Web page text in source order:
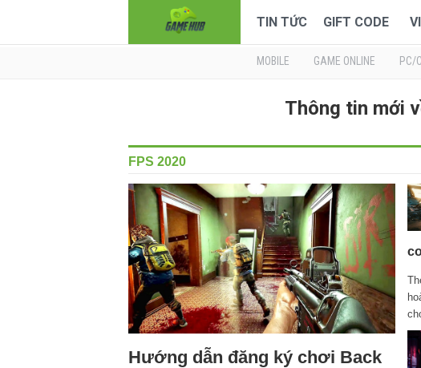
TIN TỨC GIFT CODE
MOBILE GAME ONLINE PC/
Thông tin mới
FPS 2020
Hướng dẫn đăng ký chơi Back